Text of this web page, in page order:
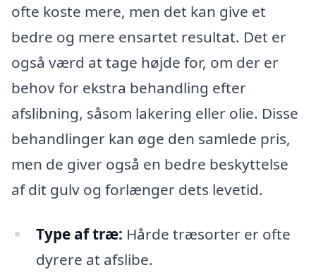
ofte koste mere, men det kan give et
bedre og mere ensartet resultat. Det er
også værd at tage højde for, om der er
behov for ekstra behandling efter
afslibning, såsom lakering eller olie. Disse
behandlinger kan øge den samlede pris,
men de giver også en bedre beskyttelse
af dit gulv og forlænger dets levetid.
Type af træ: Hårde træsorter er ofte
dyrere at afslibe.